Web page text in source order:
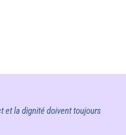
et la dignité doivent toujours